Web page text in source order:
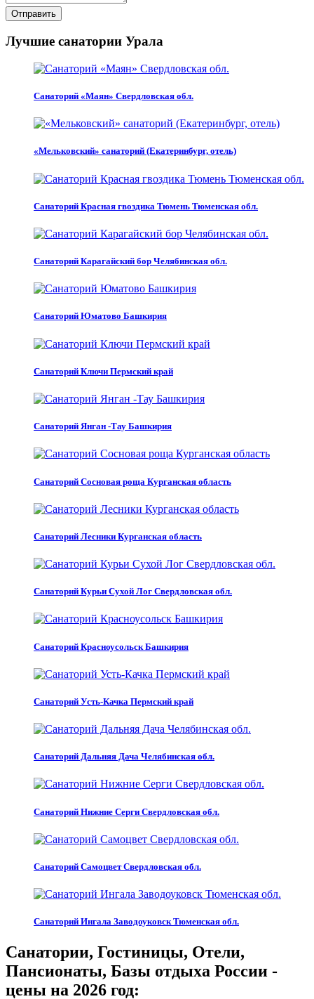
Отправить
Лучшие санатории Урала
Санаторий «Маян» Свердловская обл.
«Мельковский» санаторий (Екатеринбург, отель)
Санаторий Красная гвоздика Тюмень Тюменская обл.
Санаторий Карагайский бор Челябинская обл.
Санаторий Юматово Башкирия
Санаторий Ключи Пермский край
Санаторий Янган -Тау Башкирия
Санаторий Сосновая роща Курганская область
Санаторий Лесники Курганская область
Санаторий Курьи Сухой Лог Свердловская обл.
Санаторий Красноусольск Башкирия
Санаторий Усть-Качка Пермский край
Санаторий Дальняя Дача Челябинская обл.
Санаторий Нижние Серги Свердловская обл.
Санаторий Самоцвет Свердловская обл.
Санаторий Ингала Заводоуковск Тюменская обл.
Санатории, Гостиницы, Отели,
Пансионаты, Базы отдыха России -
цены на 2026 год: